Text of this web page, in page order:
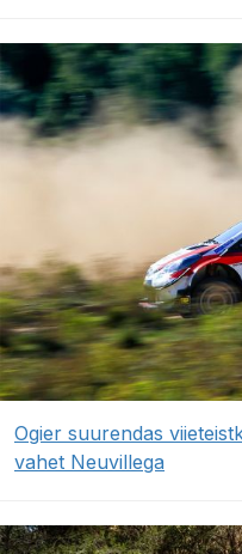
Ogier suurendas
vahet Neuvillega